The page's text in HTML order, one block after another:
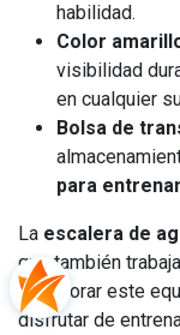
habilidad.
Color
visibilidad
en cualquier
Bolsa de
para
La escalera de
que también
incorporar este
disfrutar de